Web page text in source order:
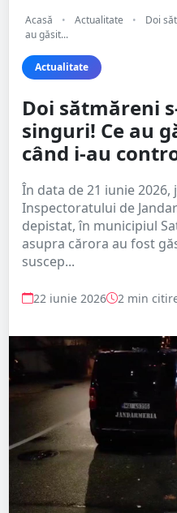
Acasă • Actualitate •
Doi
au găsit...
Actualitate
Doi sătmăreni
singuri! Ce au
când i-au
În data de 21 iunie
Inspectoratului de
depistat, în municipiul
asupra cărora au fost
suscep...
22 iunie 2026 2 min